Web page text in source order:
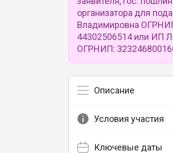
организатора для
Владимировна
44302506514 или ИП
ОГРНИП:
Описание
Условия участия
Ключевые даты